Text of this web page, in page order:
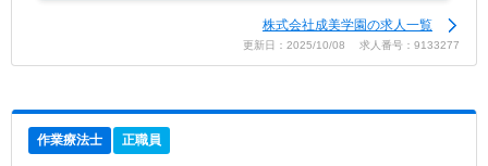
株式会社成美学園の求人一覧
更新日：2025/10/08 求人番号：9133277
作業療法士 正職員